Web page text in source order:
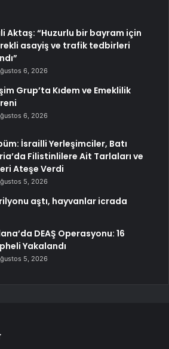
Aktaş: “Huzurlu bir bayram için
asayiş ve trafik tedbirleri
6, 2026
Grup’ta Kıdem ve Emeklilik
6, 2026
İsrailli Yerleşimciler, Batı
Filistinlilere Ait Tarlaları ve
Ateşe Verdi
5, 2026
aştı, hayvanlar icrada
DEAŞ Operasyonu: 16
Yakalandı
5, 2026